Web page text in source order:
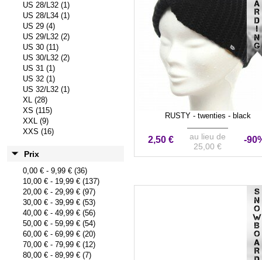
US 28/L32 (1)
US 28/L34 (1)
US 29 (4)
US 29/L32 (2)
US 30 (11)
US 30/L32 (2)
US 31 (1)
US 32 (1)
US 32/L32 (1)
XL (28)
XS (115)
XXL (9)
XXS (16)
Prix
0,00 € -9,99 € (36)
10,00 € - 19,99 € (137)
20,00 € - 29,99 € (97)
30,00 € -39,99 € (53)
40,00 € -49,99 € (56)
50,00 € -59,99 € (54)
60,00 € -69,99 € (20)
70,00 € -79,99 € (12)
80,00 € -89,99 € (7)
RUSTY - twenties - black
2,50 €
au lieu de
25,00 €
-
VENTE